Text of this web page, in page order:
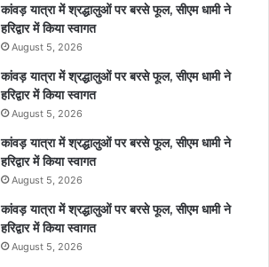
कांवड़ यात्रा में श्रद्धालुओं पर बरसे फूल, सीएम धामी ने
हरिद्वार में किया स्वागत
August 5, 2026
कांवड़ यात्रा में श्रद्धालुओं पर बरसे फूल, सीएम धामी ने
हरिद्वार में किया स्वागत
August 5, 2026
कांवड़ यात्रा में श्रद्धालुओं पर बरसे फूल, सीएम धामी ने
हरिद्वार में किया स्वागत
August 5, 2026
कांवड़ यात्रा में श्रद्धालुओं पर बरसे फूल, सीएम धामी ने
हरिद्वार में किया स्वागत
August 5, 2026